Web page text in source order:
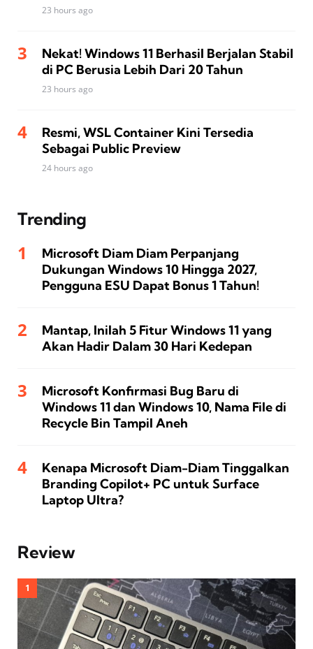
23 hours ago
Nekat! Windows 11 Berhasil Berjalan Stabil
di PC Berusia Lebih Dari 20 Tahun
23 hours ago
Resmi, WSL Container Kini Tersedia
Sebagai Public Preview
24 hours ago
Trending
Microsoft Diam Diam Perpanjang
Dukungan Windows 10 Hingga 2027,
Pengguna ESU Dapat Bonus 1 Tahun!
Mantap, Inilah 5 Fitur Windows 11 yang
Akan Hadir Dalam 30 Hari Kedepan
Microsoft Konfirmasi Bug Baru di
Windows 11 dan Windows 10, Nama File di
Recycle Bin Tampil Aneh
Kenapa Microsoft Diam-Diam Tinggalkan
Branding Copilot+ PC untuk Surface
Laptop Ultra?
Review